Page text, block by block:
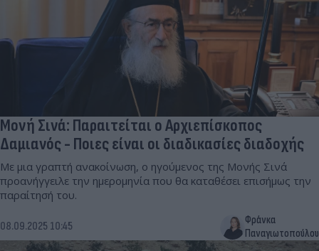
Μονή Σινά: Παραιτείται ο Αρχιεπίσκοπος
Δαμιανός - Ποιες είναι οι διαδικασίες διαδοχής
Με μια γραπτή ανακοίνωση, ο ηγούμενος της Μονής Σινά
προανήγγειλε την ημερομηνία που θα καταθέσει επισήμως την
παραίτησή του.
08.09.2025 10:45
Φράνκα
Παναγιωτοπούλου